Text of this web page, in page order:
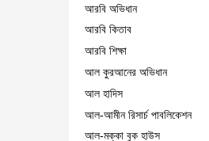
আরবি অভিধান
আরবি কিতাব
আরবি শিক্ষা
আল কুরআনের অভিধান
আল হাদিস
আল-আমীন রিসার্চ পাবলিকেশন
আল-মক্কা বুক হাউস